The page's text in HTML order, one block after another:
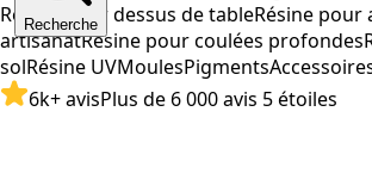
Recherche
Résine pour dessus de tableRésine pour
artisanatRésine pour coulées profondes
solRésine UVMoulesPigments
6k+ avisPlus de 6 000 avis 5 étoiles